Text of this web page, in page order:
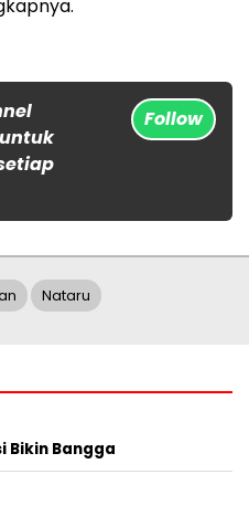
Follow
Nataru
Bikin Bangga